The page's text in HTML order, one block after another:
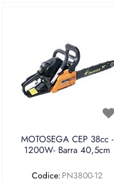
MOTOSEGA CEP 38cc -
1200W- Barra 40,5cm
Codice: PN3800-12